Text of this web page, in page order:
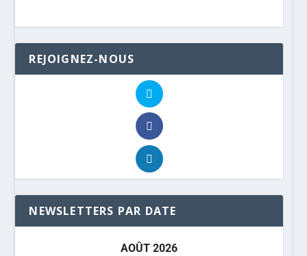
REJOIGNEZ-NOUS
NEWSLETTERS PAR DATE
AOÛT 2026